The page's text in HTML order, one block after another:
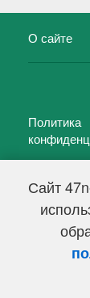
Сайт
О сайте
Политика
47